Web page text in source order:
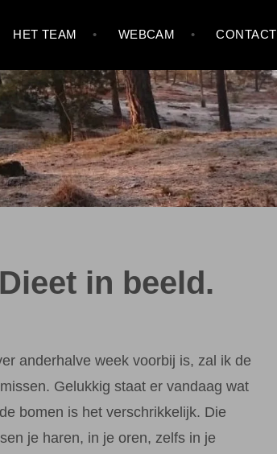
HET TEAM WEBCAM CONTACT
in beeld.
anderhalve week voorbij is, zal ik de
Gelukkig staat er vandaag wat
bomen is het verschrikkelijk. Die
je haren, in je oren, zelfs in je